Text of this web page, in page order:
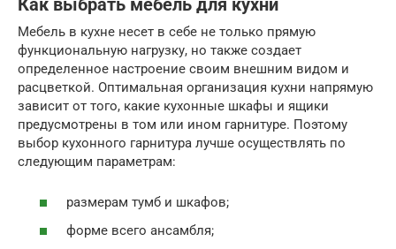
Как выбрать мебель для кухни
Мебель в кухне несет в себе не только прямую
функциональную нагрузку, но также создает
определенное настроение своим внешним видом и
расцветкой. Оптимальная организация кухни напрямую
зависит от того, какие кухонные шкафы и ящики
предусмотрены в том или ином гарнитуре. Поэтому
выбор кухонного гарнитура лучше осуществлять по
следующим параметрам:
размерам тумб и шкафов;
форме всего ансамбля;